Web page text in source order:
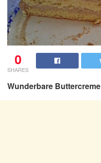
0
SHARES
Wunderbare Buttercreme